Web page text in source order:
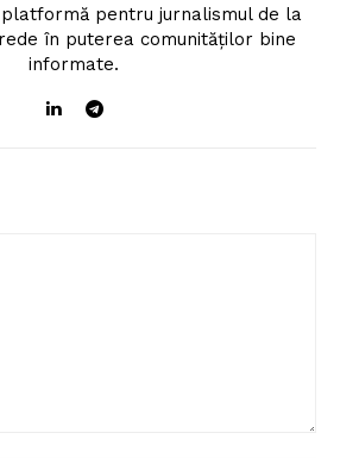
platformă pentru jurnalismul de la
în puterea comunităților bine
informate.